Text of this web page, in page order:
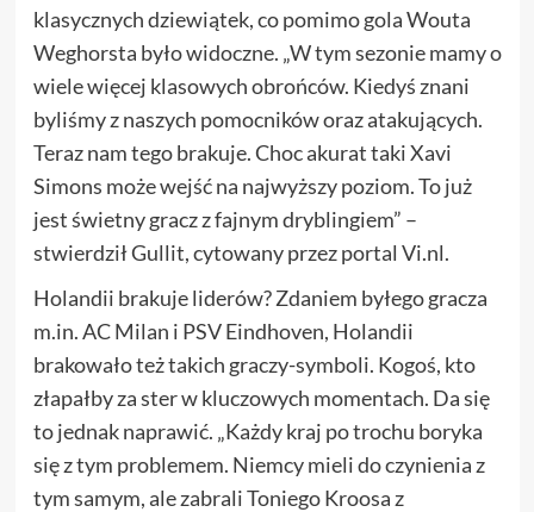
klasycznych dziewiątek, co pomimo gola Wouta
Weghorsta było widoczne. „W tym sezonie mamy o
wiele więcej klasowych obrońców. Kiedyś znani
byliśmy z naszych pomocników oraz atakujących.
Teraz nam tego brakuje. Choc akurat taki Xavi
Simons może wejść na najwyższy poziom. To już
jest świetny gracz z fajnym dryblingiem” –
stwierdził Gullit, cytowany przez portal Vi.nl.
Holandii brakuje liderów? Zdaniem byłego gracza
m.in. AC Milan i PSV Eindhoven, Holandii
brakowało też takich graczy-symboli. Kogoś, kto
złapałby za ster w kluczowych momentach. Da się
to jednak naprawić. „Każdy kraj po trochu boryka
się z tym problemem. Niemcy mieli do czynienia z
tym samym, ale zabrali Toniego Kroosa z